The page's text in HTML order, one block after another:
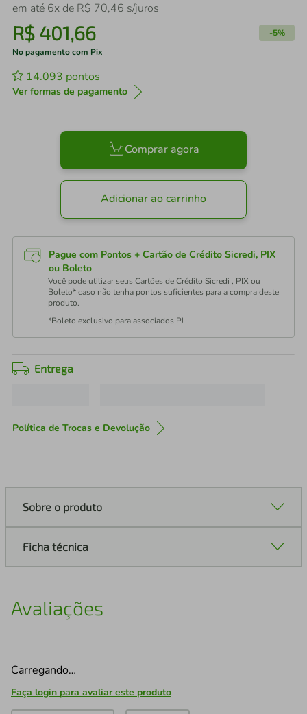
em até 6x de R$ 70,46 s/juros
R$ 401,66 -5%
No pagamento com Pix
14.093 pontos
Ver formas de pagamento
Comprar agora
Adicionar ao carrinho
Pague com Pontos + Cartão de Crédito Sicredi, PIX
ou Boleto
Você pode utilizar seus Cartões de Crédito Sicredi , PIX ou
Boleto* caso não tenha pontos suficientes para a compra deste
produto.
*Boleto exclusivo para associados PJ
Entrega
Política de Trocas e Devolução
Sobre o produto
Ficha técnica
Avaliações
Carregando…
Faça login para avaliar este produto